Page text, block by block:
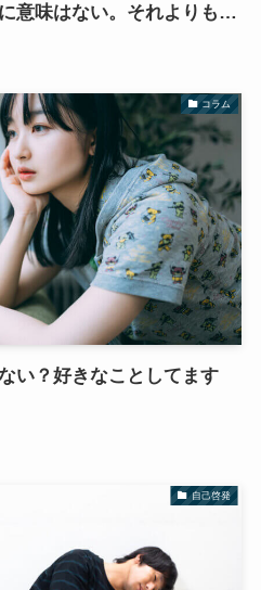
意味はない。それよりも…
コラム
い？好きなことしてます
自己啓発